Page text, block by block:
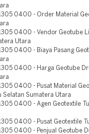
0400 - Order Material
0400 - Vendor Geotube
Utara
0400 - Biaya Pasang
0400 - Harga Geotube
0400 - Pusat Material
Selatan Sumatera Utara
0400 - Agen Geotextile
0400 - Pusat Geotextile
0400 - Penjual Geotube